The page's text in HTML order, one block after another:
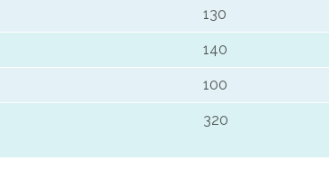
130
140
100
320